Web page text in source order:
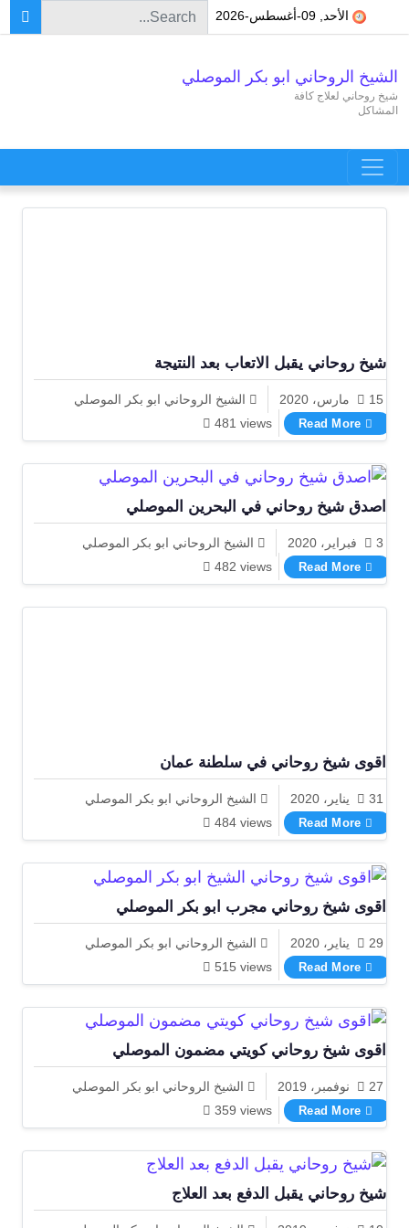
Skip to content
الأحد, 09-أغسطس-2026
Search for:
الشيخ الروحاني ابو بكر الموصلي
شيخ روحاني لعلاج كافة
المشاكل
Main Navigation
شيخ روحاني يقبل الاتعاب بعد النتيجة
15 مارس، 2020
الشيخ الروحاني ابو بكر الموصلي
481 views
Read More
شيخ روحاني يقبل الاتعاب بعد النتيجة
اصدق شيخ روحاني في البحرين الموصلي
3 فبراير، 2020
الشيخ الروحاني ابو بكر الموصلي
482 views
Read More
اصدق شيخ روحاني في البحرين الموصلي
اقوى شيخ روحاني في سلطنة عمان
31 يناير، 2020
الشيخ الروحاني ابو بكر الموصلي
484 views
Read More
اقوى شيخ روحاني في سلطنة عمان
اقوى شيخ روحاني مجرب ابو بكر الموصلي
29 يناير، 2020
الشيخ الروحاني ابو بكر الموصلي
515 views
Read More
اقوى شيخ روحاني مجرب ابو بكر الموصلي
اقوى شيخ روحاني كويتي مضمون الموصلي
27 نوفمبر، 2019
الشيخ الروحاني ابو بكر الموصلي
359 views
Read More
اقوى شيخ روحاني كويتي مضمون الموصلي
شيخ روحاني يقبل الدفع بعد العلاج